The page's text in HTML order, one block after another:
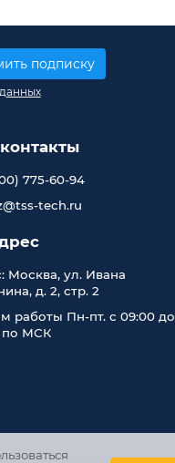
подписку
775-60-94
tech.ru
Москва, ул. Ивана
д. 2, стр. 2
работы Пн-пт. с 09:00 до
по МСК